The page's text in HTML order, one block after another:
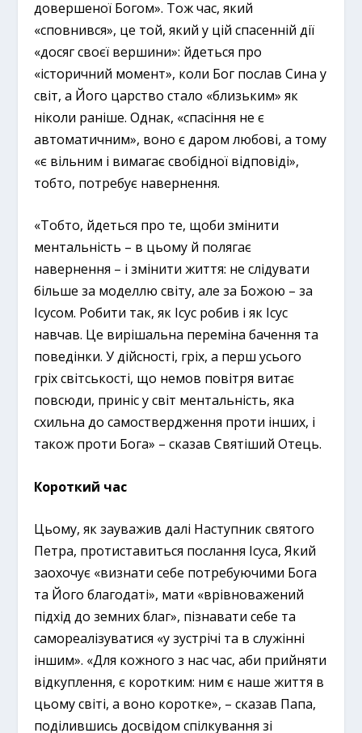
довершеної Богом». Тож час, який
«сповнився», це той, який у цій спасенній дії
«досяг своєї вершини»: йдеться про
«історичний момент», коли Бог послав Сина у
світ, а Його царство стало «близьким» як
ніколи раніше. Однак, «спасіння не є
автоматичним», воно є даром любові, а тому
«є вільним і вимагає свобідної відповіді»,
тобто, потребує навернення.
«Тобто, йдеться про те, щоби змінити
ментальність – в цьому й полягає
навернення – і змінити життя: не слідувати
більше за моделлю світу, але за Божою – за
Ісусом. Робити так, як Ісус робив і як Ісус
навчав. Це вирішальна переміна бачення та
поведінки. У дійсності, гріх, а перш усього
гріх світськості, що немов повітря витає
повсюди, приніс у світ ментальність, яка
схильна до самоствердження проти інших, і
також проти Бога» – сказав Святіший Отець.
Короткий час
Цьому, як зауважив далі Наступник святого
Петра, протиставиться послання Ісуса, Який
заохочує «визнати себе потребуючими Бога
та Його благодаті», мати «врівноважений
підхід до земних благ», пізнавати себе та
самореалізуватися «у зустрічі та в служінні
іншим». «Для кожного з нас час, аби прийняти
відкуплення, є коротким: ним є наше життя в
цьому світі, а воно коротке», – сказав Папа,
поділившись досвідом спілкування зі